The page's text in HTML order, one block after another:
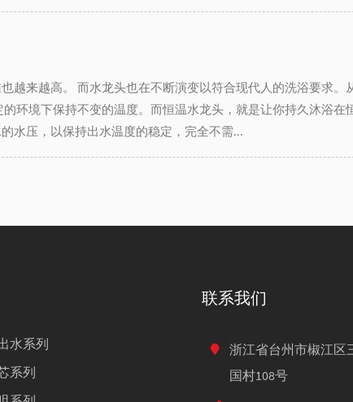
越来越高。 而水龙头也在不断演变以符合现代人的洗浴要求
环境下保持不变的温度。而恒温水龙头，就是让你持久沐浴
水压，以保持出水温度的稳定，完全不需...
水系列
系列
联系我们
浙江省台州市椒江区
国村108号